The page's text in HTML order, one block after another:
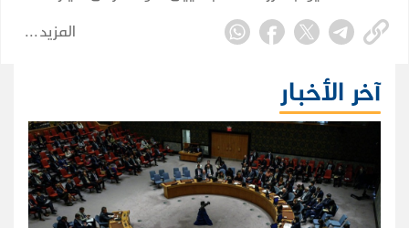
عبدالعزيز سعيد هزاع المحيا قائداً للقوات الجوية والدفاع
الجوي.
المزيد
آخر الأخبار